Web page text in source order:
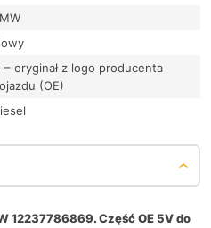
– oryginał z logo producenta
(OE)
12237786869. Część OE 5V do